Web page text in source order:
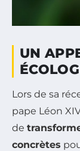
UN
Lors de sa
pape Léon
de
concrètes